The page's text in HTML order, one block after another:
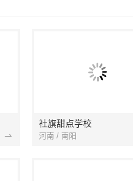
社旗甜点学校
河南 / 南阳